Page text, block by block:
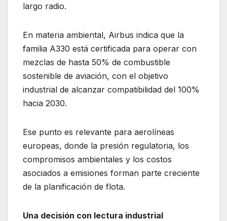
largo radio.
En materia ambiental, Airbus indica que la
familia A330 está certificada para operar con
mezclas de hasta 50% de combustible
sostenible de aviación, con el objetivo
industrial de alcanzar compatibilidad del 100%
hacia 2030.
Ese punto es relevante para aerolíneas
europeas, donde la presión regulatoria, los
compromisos ambientales y los costos
asociados a emisiones forman parte creciente
de la planificación de flota.
Una decisión con lectura industrial